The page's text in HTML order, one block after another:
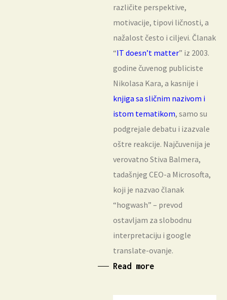
različite perspektive,
motivacije, tipovi ličnosti, a
nažalost često i ciljevi. Članak
“IT doesn’t matter” iz 2003.
godine čuvenog publiciste
Nikolasa Kara, a kasnije i
knjiga sa sličnim nazivom i
istom tematikom, samo su
podgrejale debatu i izazvale
oštre reakcije. Najčuvenija je
verovatno Stiva Balmera,
tadašnjeg CEO-a Microsofta,
koji je nazvao članak
“hogwash” – prevod
ostavljam za slobodnu
interpretaciju i google
translate-ovanje.
Read more